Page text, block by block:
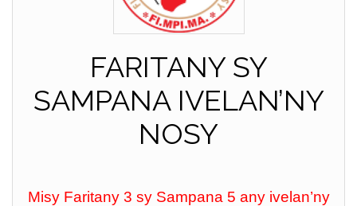
FARITANY SY
SAMPANA IVELAN’NY
NOSY
Misy Faritany 3 sy Sampana 5 any ivelan’ny